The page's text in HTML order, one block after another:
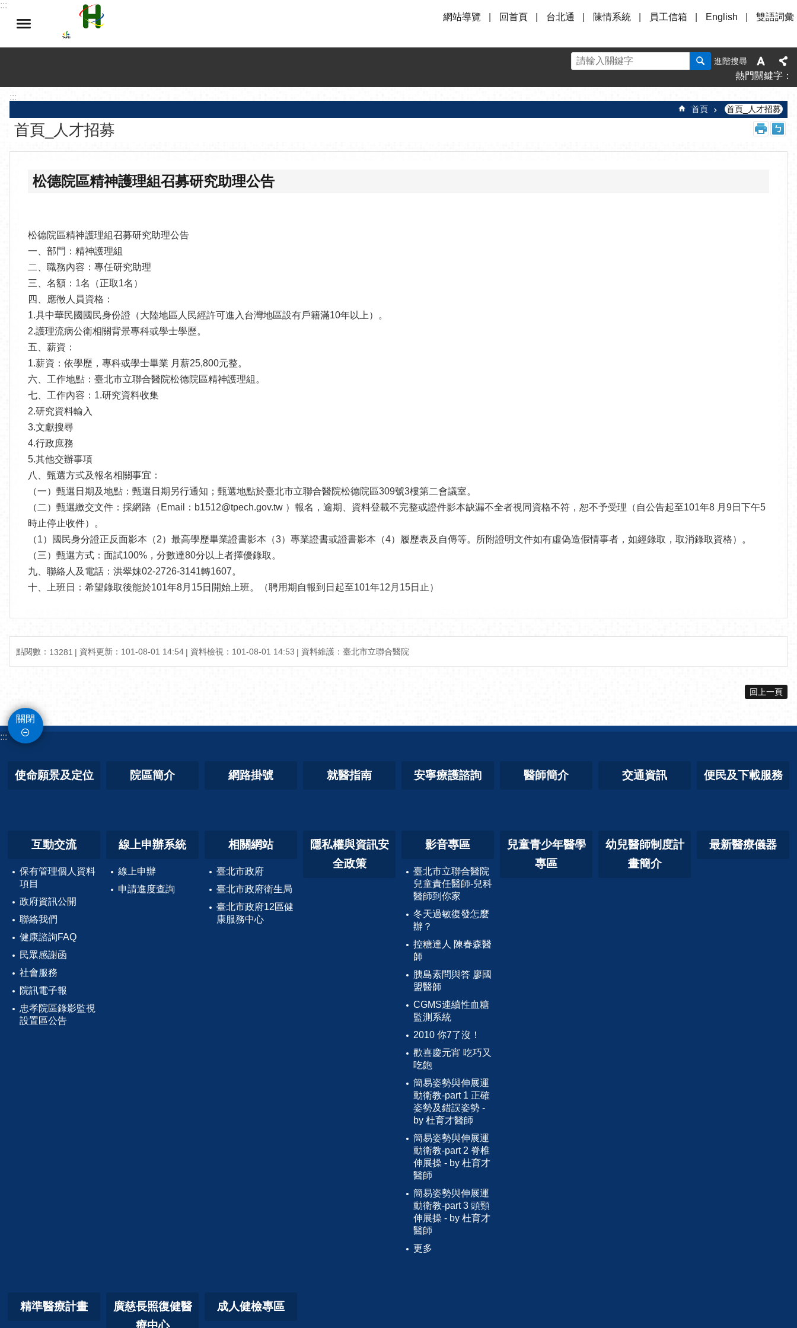
跳到主要內容區塊
:::
網站導覽
回首頁 台北通 陳情系統 員工信箱 English 雙語詞彙
進階搜尋
熱門關鍵字
:::
首頁 首頁_人才招募
首頁_人才招募
松德院區精神護理組召募研究助理公告
松德院區精神護理組召募研究助理公告
一、部門：精神護理組
二、職務內容：專任研究助理
三、名額：1名（正取1名）
四、應徵人員資格：
1.具中華民國國民身份證（大陸地區人民經許可進入台灣地區設有戶籍滿10年以上）。
2.護理流病公衛相關背景專科或學士學歷。
五、薪資：
1.薪資：依學歷，專科或學士畢業 月薪25,800元整。
六、工作地點：臺北市立聯合醫院松德院區精神護理組。
七、工作內容：1.研究資料收集
2.研究資料輸入
3.文獻搜尋
4.行政庶務
5.其他交辦事項
八、甄選方式及報名相關事宜：
（一）甄選日期及地點：甄選日期另行通知；甄選地點於臺北市立聯合醫院松德院區309號3樓第二會議室。
（二）甄選繳交文件：採網路（Email：b1512@tpech.gov.tw ）報名，逾期、資料登載不完整或證件影本缺漏不全者視同資格不符，恕不予受理（自公告起至101年8 月9日下午5
時止停止收件）。
（1）國民身分證正反面影本（2）最高學歷畢業證書影本（3）專業證書或證書影本（4）履歷表及自傳等。所附證明文件如有虛偽造假情事者，如經錄取，取消錄取資格）。
（三）甄選方式：面試100%，分數達80分以上者擇優錄取。
九、聯絡人及電話：洪翠妹02-2726-3141轉1607。
十、上班日：希望錄取後能於101年8月15日開始上班。（聘用期自報到日起至101年12月15日止）
點閱數： 13281 資料更新：101-08-01 14:54 資料檢視：101-08-01 14:53 資料維護：臺北市立聯合醫院
回上一頁
關閉
:::
使命願景及定位 院區簡介 網路掛號 就醫指南 安寧療護諮詢 醫師簡介 交通資訊 便民及下載服務
互動交流
保有管理個人資料
項目
政府資訊公開
聯絡我們
健康諮詢FAQ
民眾感謝函
社會服務
院訊電子報
忠孝院區錄影監視
設置區公告
線上申辦系統
線上申辦
申請進度查詢
相關網站
臺北市政府
臺北市政府衛生局
臺北市政府12區健
康服務中心
隱私權與資訊安
全政策
影音專區
臺北市立聯合醫院
兒童責任醫師-兒科
醫師到你家
冬天過敏復發怎麼
辦？
控糖達人 陳春森醫
師
胰島素問與答 廖國
盟醫師
CGMS連續性血糖
監測系統
2010 你7了沒！
歡喜慶元宵 吃巧又
吃飽
簡易姿勢與伸展運
動衛教-part 1 正確
姿勢及錯誤姿勢 -
by 杜育才醫師
簡易姿勢與伸展運
動衛教-part 2 脊椎
伸展操 - by 杜育才
醫師
簡易姿勢與伸展運
動衛教-part 3 頭頸
伸展操 - by 杜育才
醫師
更多
兒童青少年醫學
專區
幼兒醫師制度計
畫簡介
最新醫療儀器
精準醫療計畫
廣慈長照復健醫
療中心
成人健檢專區